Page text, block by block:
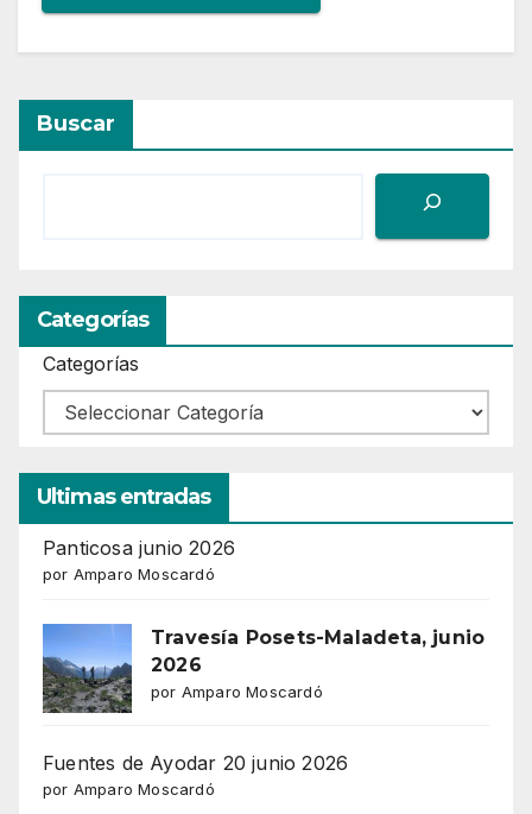
Buscar
Categorías
Categorías
Ultimas entradas
Panticosa junio 2026
por Amparo Moscardó
Travesía Posets-Maladeta, junio
2026
por Amparo Moscardó
Fuentes de Ayodar 20 junio 2026
por Amparo Moscardó